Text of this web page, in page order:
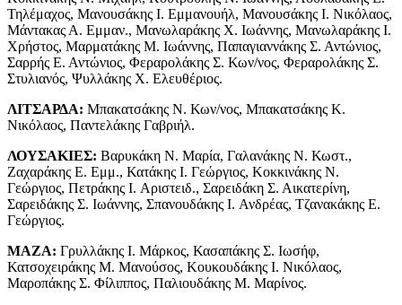
Τηλέμαχος, Μανουσάκης I. Εμμανουήλ, Μανουσάκης I. Νικόλαος,
Μάντακας Α. Εμμαν., Μανωλαράκης X. Ιωάννης, Μανωλαράκης I.
Χρήστος, Μαρματάκης Μ. Ιωάννης, Παπαγιαννάκης Σ. Αντώνιος,
Σαρρής Ε. Αντώνιος, Φεραρολάκης Σ. Κων/νος, Φεραρολάκης Σ.
Στυλιανός, Ψυλλάκης Χ. Ελευθέριος.
ΛΙΤΣΑΡΔΑ: Μπακατσάκης Ν. Κων/νος, Μπακατσάκης Κ.
Νικόλαος, Παντελάκης Γαβριήλ.
ΛΟΥΣΑΚΙΕΣ: Βαρυκάκη Ν. Μαρία, Γαλανάκης Ν. Κωστ.,
Ζαχαράκης Ε. Εμμ., Κατάκης I. Γεώργιος, Κοκκινάκης Ν.
Γεώργιος, Πετράκης I. Αριστειδ., Σαρειδάκη Σ. Αικατερίνη,
Σαρειδάκης Σ. Ιωάννης, Σπανουδάκης I. Ανδρέας, Τζανακάκης Ε.
Γεώργιος.
ΜΑΖΑ: Γρυλλάκης I. Μάρκος, Κασαπάκης Σ. Ιωσήφ,
Κατσοχειράκης Μ. Μανούσος, Κουκουδάκης I. Νικόλαος,
Μαροπάκης Σ. Φίλιππος, Παλιουδάκης Μ. Μαρίνος.